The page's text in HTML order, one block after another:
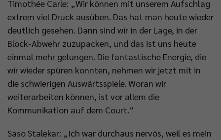
Timothée Carle: „Wir können mit unserem Aufschlag
extrem viel Druck ausüben. Das hat man heute wieder
deutlich gesehen. Dann sind wir in der Lage, in der
Block-Abwehr zuzupacken, und das ist uns heute
einmal mehr gelungen. Die fantastische Energie, die
wir wieder spüren konnten, nehmen wir jetzt mit in
die schwierigen Auswärtsspiele. Woran wir
weiterarbeiten können, ist vor allem die
Kommunikation auf dem Court.“
Saso Stalekar: „Ich war durchaus nervös, weil es mein